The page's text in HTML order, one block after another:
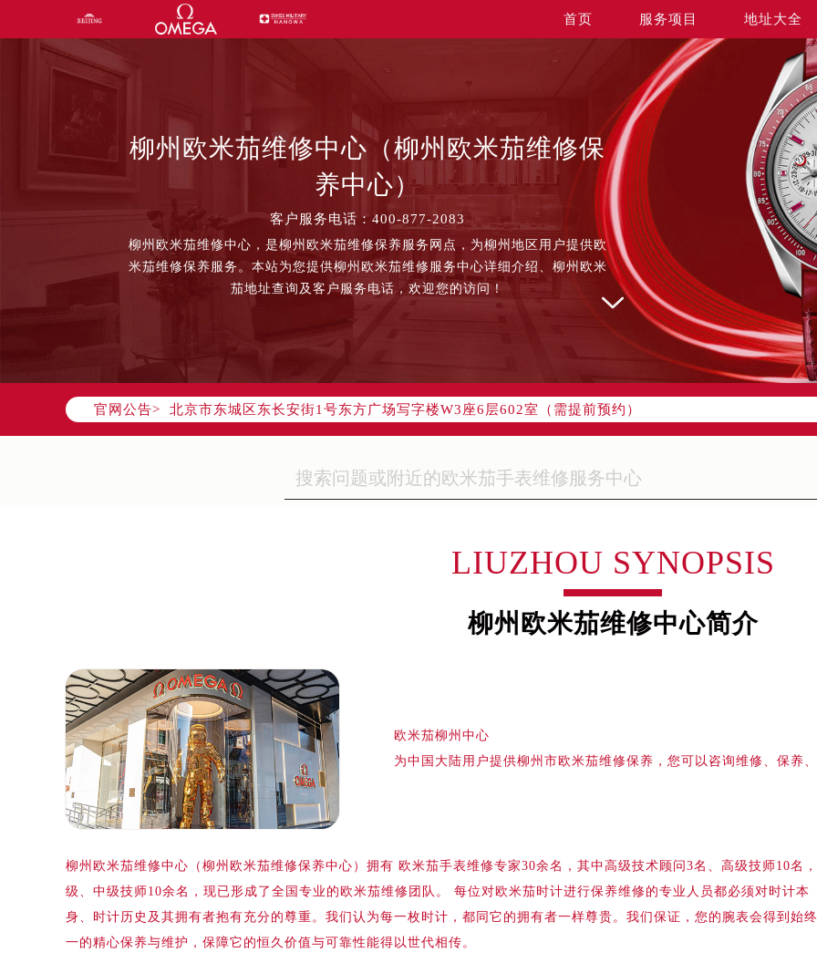
首页 服务项目 地址大全
柳州欧米茄维修中心（柳州欧米茄维修保
养中心）
客户服务电话：400-877-2083
柳州欧米茄维修中心，是柳州欧米茄维修保养服务网点，为柳州地区用户提供欧
米茄维修保养服务。本站为您提供柳州欧米茄维修服务中心详细介绍、柳州欧米
茄地址查询及客户服务电话，欢迎您的访问！
官网公告>
2026年8月中国区售后服务网络优化升级公告
2026年8月全国官方售后客户服务热线：
官方全国统一服务热线，服务覆盖中国大陆、香港、澳门、台湾全部区域（非大陆需加拨“+86”）
2026年8月售后服务中心最新网点地址：
北京市朝阳区建国门外大街甲6号华熙国际中心写字楼D座11层1102室（北京总部）（需提前预约）
北京市东城区东长安街1号东方广场写字楼W3座6层602室（需提前预约）
天津市和平区赤峰道136号天津国际金融中心写字楼26层2603室（需提前预约）
上海市徐汇区虹桥路3号港汇中心写字楼2座37层3705室（需提前预约）
南京市秦淮区中山南路1号（新街口）南京中心写字楼22层C1-1室（需提前预约）
扬州市邗江区国展路29号星耀天地写字楼1号楼18层1803室（需提前预约）
盐城市盐都区世纪大道5号盐城金融城写字楼1号楼16层1604室（需提前预约）
泰州市海陵区永定东路399号置地商务中心东塔写字楼（华润万象城）17层1706室（需提前预约）
宁波市江北区大闸南路500号来福士广场办公楼20层2009室（需提前预约）
金华市金东区东市南街777号金华万达广场写字楼4号楼22层2209室（需提前预约）
绍兴市越城区胜利东路379号世茂天际中心写字楼8层805室（需提前预约）
嘉兴市南湖区广益路705号嘉兴世界贸易中心写字楼A座13层1304室（需提前预约）
南昌市红谷滩新区红谷中大道998号绿地双子塔（中央广场）A1座办公楼14层07室（需提前预约）
济南市历下区经十路11111号华润中心写字楼（万象城）15层1508室（需提前预约）
广州市天河区天河路230号万菱汇国际中心写字楼A塔7层704室（需提前预约）
深圳市罗湖区深南东路5001号华润大厦写字楼17层1701室（需提前预约）
惠州市惠城区江北文昌一路7号华贸大厦写字楼1座30层05室（需提前预约）
厦门市思明区湖滨东路95号华润大厦写字楼B座11层1104室（需提前预约）
福州市鼓楼区五四路128-1号恒力城写字楼15层03室（需提前预约）
LIUZHOU SYNOPSIS
柳州欧米茄维修中心简介
欧米茄柳州中心
为中国大陆用户提供柳州市欧米茄维修保养，您可以咨询维修、保养
柳州欧米茄维修中心（柳州欧米茄维修保养中心）拥有 欧米茄手表维修专家30余名，其中高级技术顾问3名、高级技师10名
级、中级技师10余名，现已形成了全国专业的欧米茄维修团队。 每位对欧米茄时计进行保养维修的专业人员都必须对时计本
身、时计历史及其拥有者抱有充分的尊重。我们认为每一枚时计，都同它的拥有者一样尊贵。我们保证，您的腕表会得到始
一的精心保养与维护，保障它的恒久价值与可靠性能得以世代相传。